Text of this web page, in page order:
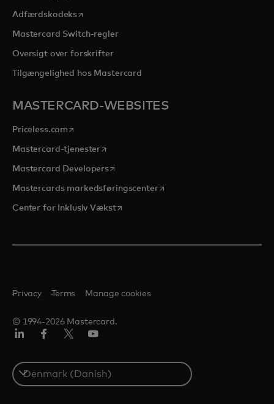
Adfærdskodeksopens in a new tab
Mastercard Switch-regler
Oversigt over forskrifter
Tilgængelighed hos Mastercard
MASTERCARD-WEBSITES
Priceless.com opens in a new tab
Mastercard-tjenesteropens in a new tab
Mastercard Developersopens in a new tab
Mastercards markedsføringscenteropens in a new tab
Center for Inklusiv Vækstopens in a new tab
© 1994-2026 Mastercard.
Privacy Terms Manage cookies
Select
a
country